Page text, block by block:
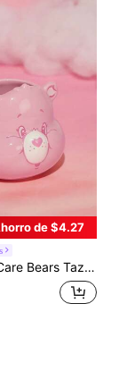
de $4.27
con diseño del Oso Alegre de dibujos animados, un regalo